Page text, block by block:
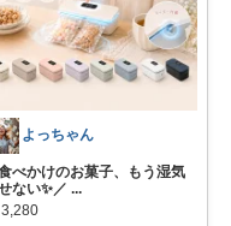
よっちゃん
べかけのお菓子、もう湿気
ない✨／ ...
3,280